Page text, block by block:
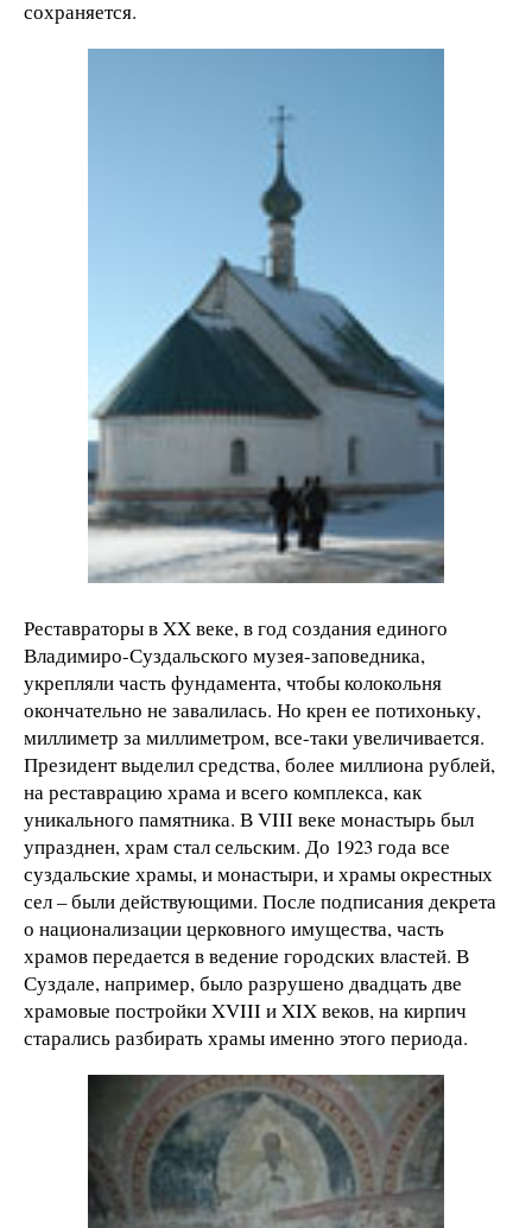
сохраняется.
Реставраторы в XX веке, в год создания единого
Владимиро-Суздальского музея-заповедника,
укрепляли часть фундамента, чтобы колокольня
окончательно не завалилась. Но крен ее потихоньку,
миллиметр за миллиметром, все-таки увеличивается.
Президент выделил средства, более миллиона рублей,
на реставрацию храма и всего комплекса, как
уникального памятника. В VIII веке монастырь был
упразднен, храм стал сельским. До 1923 года все
суздальские храмы, и монастыри, и храмы окрестных
сел – были действующими. После подписания декрета
о национализации церковного имущества, часть
храмов передается в ведение городских властей. В
Суздале, например, было разрушено двадцать две
храмовые постройки XVIII и XIX веков, на кирпич
старались разбирать храмы именно этого периода.